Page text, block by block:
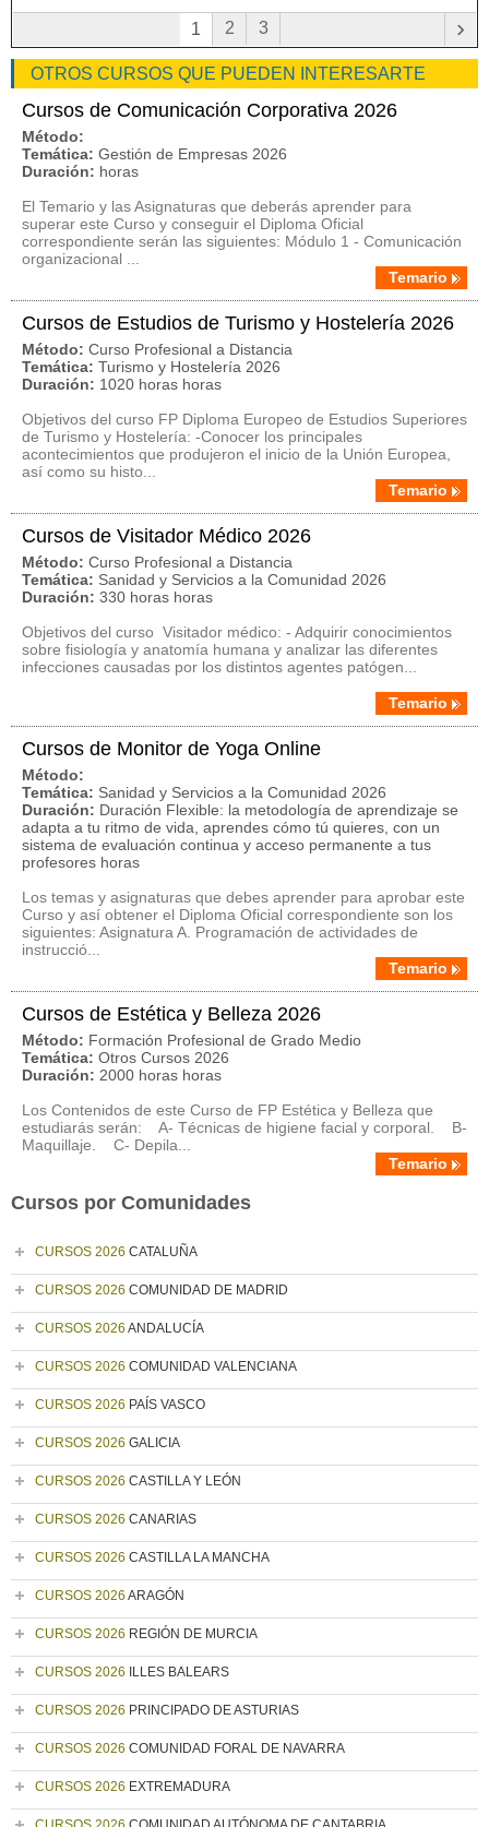
1 2 3 ›
OTROS CURSOS QUE PUEDEN INTERESARTE
Cursos de Comunicación Corporativa 2026
Método:
Temática: Gestión de Empresas 2026
Duración: horas
El Temario y las Asignaturas que deberás aprender para
superar este Curso y conseguir el Diploma Oficial
correspondiente serán las siguientes: Módulo 1 - Comunicación
organizacional ...
Temario
Cursos de Estudios de Turismo y Hostelería 2026
Método: Curso Profesional a Distancia
Temática: Turismo y Hostelería 2026
Duración: 1020 horas horas
Objetivos del curso FP Diploma Europeo de Estudios Superiores
de Turismo y Hostelería: -Conocer los principales
acontecimientos que produjeron el inicio de la Unión Europea,
así como su histo...
Temario
Cursos de Visitador Médico 2026
Método: Curso Profesional a Distancia
Temática: Sanidad y Servicios a la Comunidad 2026
Duración: 330 horas horas
Objetivos del curso Visitador médico: - Adquirir conocimientos
sobre fisiología y anatomía humana y analizar las diferentes
infecciones causadas por los distintos agentes patógen...
Temario
Cursos de Monitor de Yoga Online
Método:
Temática: Sanidad y Servicios a la Comunidad 2026
Duración: Duración Flexible: la metodología de aprendizaje se
adapta a tu ritmo de vida, aprendes cómo tú quieres, con un
sistema de evaluación continua y acceso permanente a tus
profesores horas
Los temas y asignaturas que debes aprender para aprobar este
Curso y así obtener el Diploma Oficial correspondiente son los
siguientes: Asignatura A. Programación de actividades de
instrucció...
Temario
Cursos de Estética y Belleza 2026
Método: Formación Profesional de Grado Medio
Temática: Otros Cursos 2026
Duración: 2000 horas horas
Los Contenidos de este Curso de FP Estética y Belleza que
estudiarás serán: A- Técnicas de higiene facial y corporal. B-
Maquillaje. C- Depila...
Temario
Cursos por Comunidades
CURSOS 2026 CATALUÑA
CURSOS 2026 COMUNIDAD DE MADRID
CURSOS 2026 ANDALUCÍA
CURSOS 2026 COMUNIDAD VALENCIANA
CURSOS 2026 PAÍS VASCO
CURSOS 2026 GALICIA
CURSOS 2026 CASTILLA Y LEÓN
CURSOS 2026 CANARIAS
CURSOS 2026 CASTILLA LA MANCHA
CURSOS 2026 ARAGÓN
CURSOS 2026 REGIÓN DE MURCIA
CURSOS 2026 ILLES BALEARS
CURSOS 2026 PRINCIPADO DE ASTURIAS
CURSOS 2026 COMUNIDAD FORAL DE NAVARRA
CURSOS 2026 EXTREMADURA